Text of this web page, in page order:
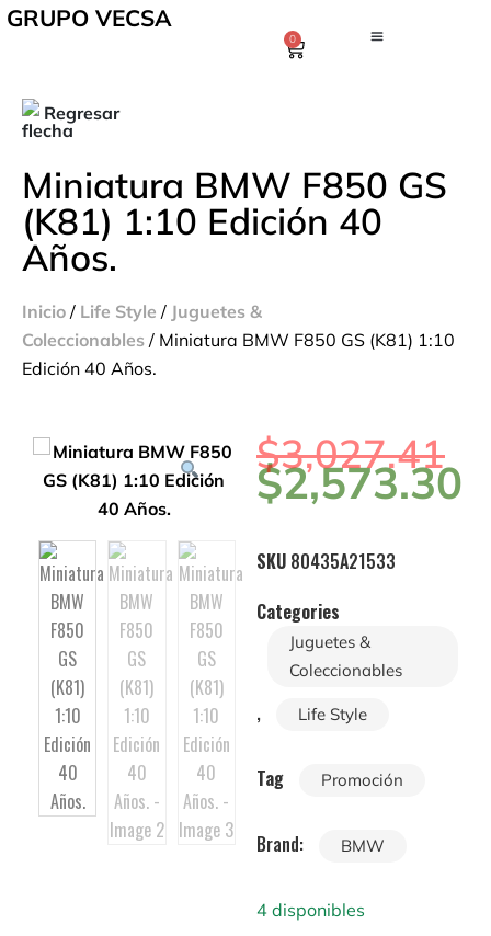
GRUPO VECSA
0
Regresar
Miniatura BMW F850 GS
(K81) 1:10 Edición 40
Años.
Inicio / Life Style / Juguetes &
Coleccionables / Miniatura BMW F850 GS (K81) 1:10
Edición 40 Años.
$3,027.41
$2,573.30
SKU 80435A21533
Categories
Juguetes &
Coleccionables
, Life Style
Tag Promoción
Brand: BMW
4 disponibles